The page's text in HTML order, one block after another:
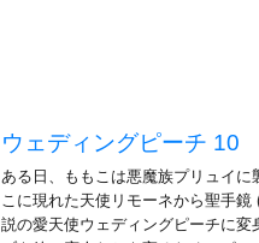
ウェディングピーチ 10
ある日、ももこは悪魔族プリュイ
こに現れた天使リモーネから聖手
説の愛天使ウェディングピーチに